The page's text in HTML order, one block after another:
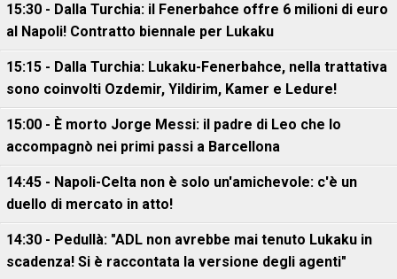
15:30 - Dalla Turchia: il Fenerbahce offre 6 milioni di euro
al Napoli! Contratto biennale per Lukaku
15:15 - Dalla Turchia: Lukaku-Fenerbahce, nella trattativa
sono coinvolti Ozdemir, Yildirim, Kamer e Ledure!
15:00 - È morto Jorge Messi: il padre di Leo che lo
accompagnò nei primi passi a Barcellona
14:45 - Napoli-Celta non è solo un'amichevole: c'è un
duello di mercato in atto!
14:30 - Pedullà: "ADL non avrebbe mai tenuto Lukaku in
scadenza! Si è raccontata la versione degli agenti"